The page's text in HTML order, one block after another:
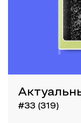
#33 (319)